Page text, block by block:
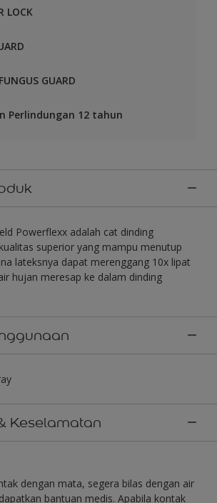
LOCK
GUARD
Perlindungan 12 tahun
Powerflexx adalah cat dinding
superior yang mampu menutup
lateksnya dapat merenggang 10x lipat
hujan meresap ke dalam dinding
Keselamatan
dengan mata, segera bilas dengan air
bantuan medis. Apabila kontak